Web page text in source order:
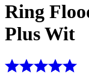
Ring
Plus Wit